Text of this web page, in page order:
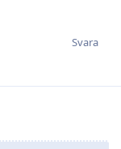
Svara